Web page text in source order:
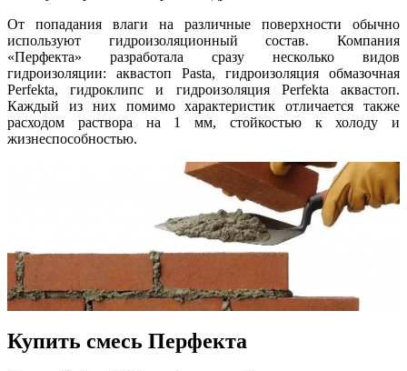
От попадания влаги на различные поверхности обычно
используют гидроизоляционный состав. Компания
«Перфекта» разработала сразу несколько видов
гидроизоляции: аквастоп Pasta, гидроизоляция обмазочная
Perfekta, гидроклипс и гидроизоляция Perfekta аквастоп.
Каждый из них помимо характеристик отличается также
расходом раствора на 1 мм, стойкостью к холоду и
жизнеспособностью.
Купить смесь Перфекта